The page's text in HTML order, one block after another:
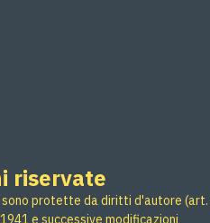
riservate
protette da diritti d'autore (art.
e successive modificazioni